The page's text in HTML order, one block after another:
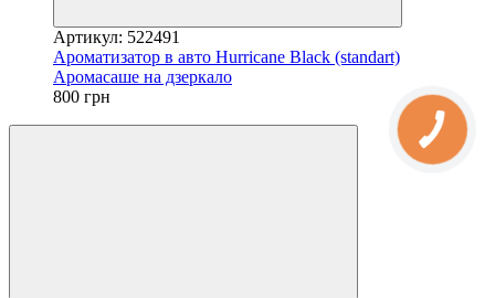
Артикул: 522491
Ароматизатор в авто Hurricane Black (standart)
Аромасаше на дзеркало
800 грн